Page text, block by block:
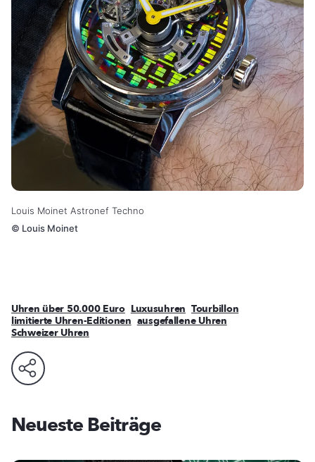
Louis Moinet Astronef Techno
© Louis Moinet
Uhren über 50.000 Euro Luxusuhren Tourbillon
limitierte Uhren-Editionen ausgefallene Uhren
Schweizer Uhren
Neueste Beiträge